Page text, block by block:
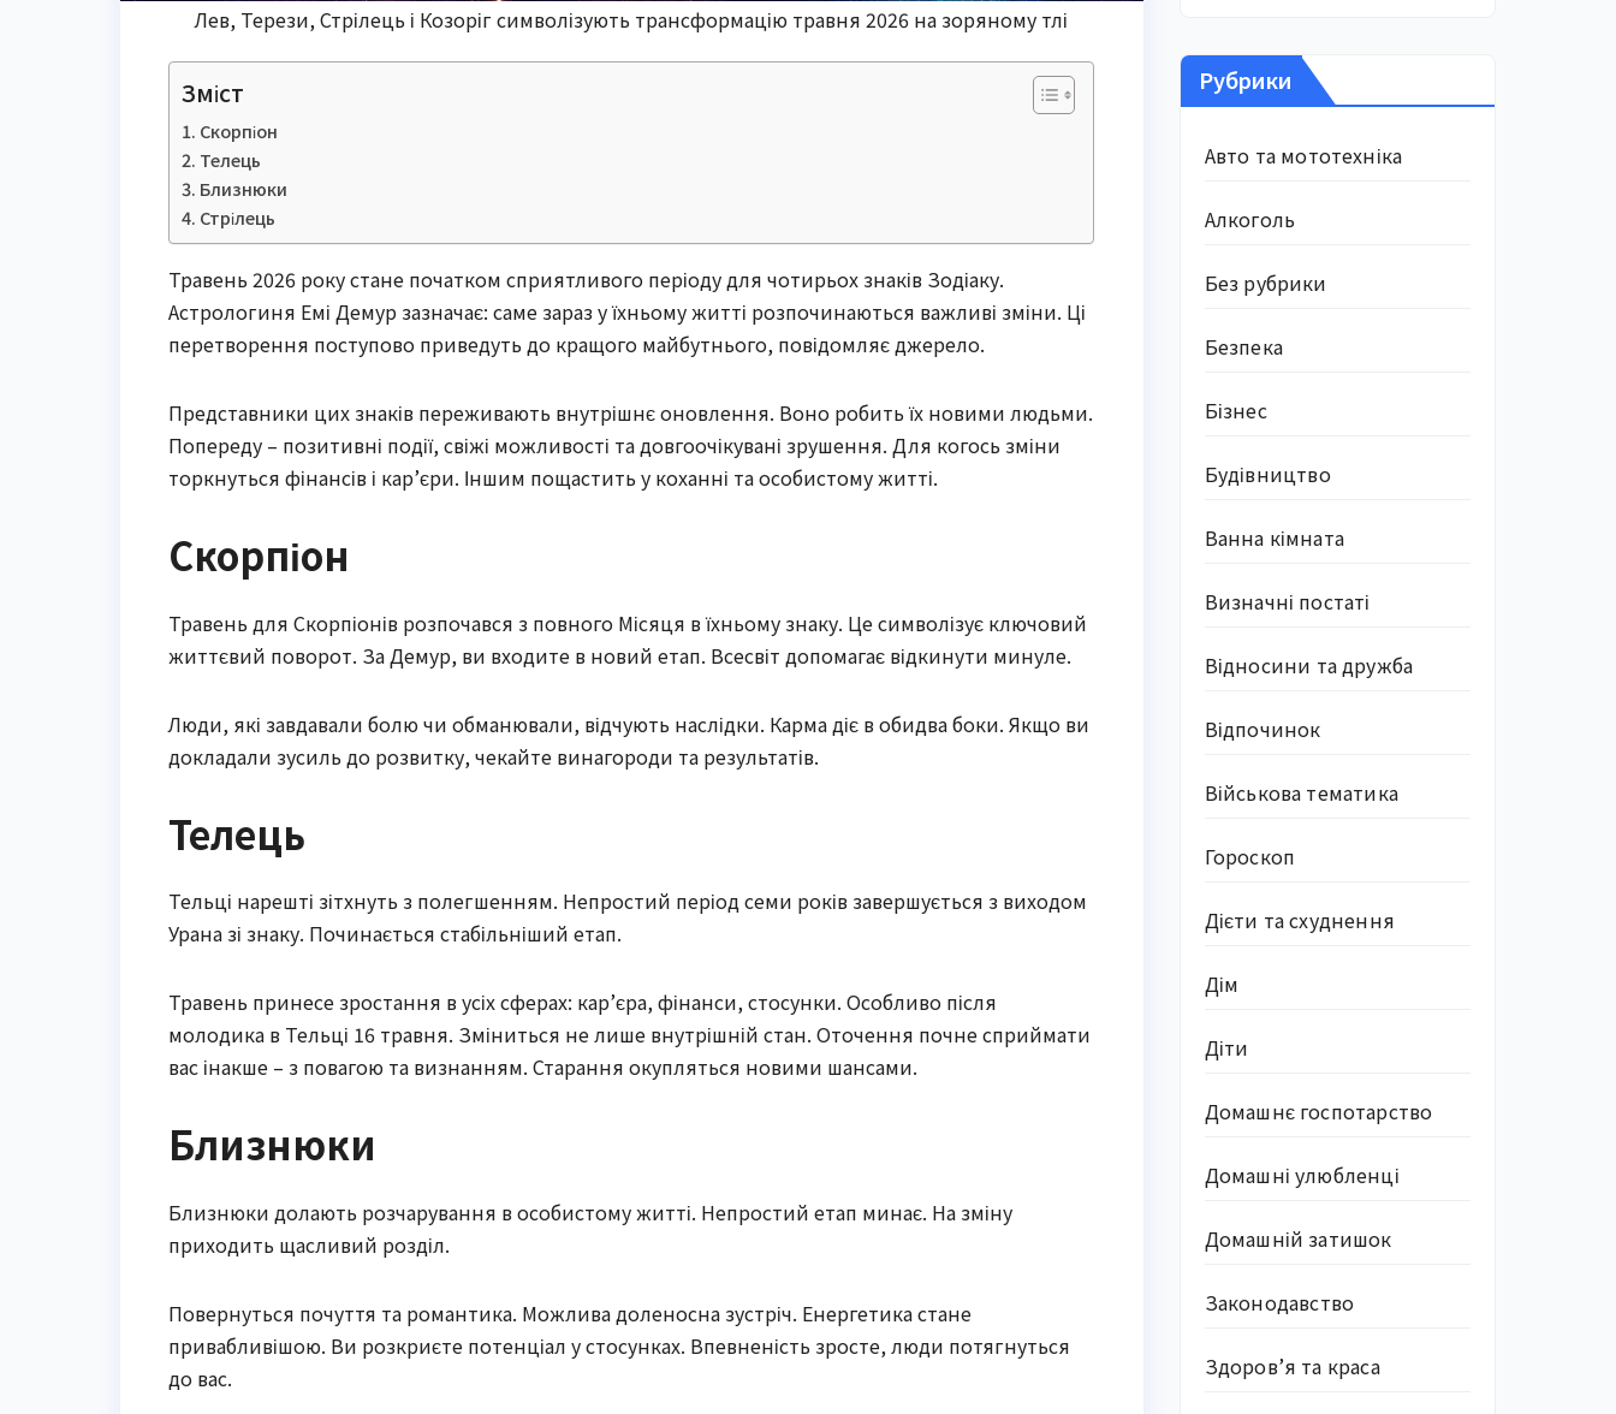
Лев, Терези, Стрілець і Козоріг символізують трансформацію травня 2026 на зоряному тлі
Зміст
Скорпіон
Телець
Близнюки
Стрілець
Травень 2026 року стане початком сприятливого періоду для чотирьох знаків Зодіаку.
Астрологиня Емі Демур зазначає: саме зараз у їхньому житті розпочинаються важливі зміни. Ці
перетворення поступово приведуть до кращого майбутнього, повідомляє джерело.
Представники цих знаків переживають внутрішнє оновлення. Воно робить їх новими людьми.
Попереду – позитивні події, свіжі можливості та довгоочікувані зрушення. Для когось зміни
торкнуться фінансів і кар’єри. Іншим пощастить у коханні та особистому житті.
Скорпіон
Травень для Скорпіонів розпочався з повного Місяця в їхньому знаку. Це символізує ключовий
життєвий поворот. За Демур, ви входите в новий етап. Всесвіт допомагає відкинути минуле.
Люди, які завдавали болю чи обманювали, відчують наслідки. Карма діє в обидва боки. Якщо ви
докладали зусиль до розвитку, чекайте винагороди та результатів.
Телець
Тельці нарешті зітхнуть з полегшенням. Непростий період семи років завершується з виходом
Урана зі знаку. Починається стабільніший етап.
Травень принесе зростання в усіх сферах: кар’єра, фінанси, стосунки. Особливо після
молодика в Тельці 16 травня. Зміниться не лише внутрішній стан. Оточення почне сприймати
вас інакше – з повагою та визнанням. Старання окупляться новими шансами.
Близнюки
Близнюки долають розчарування в особистому житті. Непростий етап минає. На зміну
приходить щасливий розділ.
Повернуться почуття та романтика. Можлива доленосна зустріч. Енергетика стане
привабливішою. Ви розкриєте потенціал у стосунках. Впевненість зросте, люди потягнуться
до вас.
Рубрики
Авто та мототехніка
Алкоголь
Без рубрики
Безпека
Бізнес
Будівництво
Ванна кімната
Визначні постаті
Відносини та дружба
Відпочинок
Військова тематика
Гороскоп
Дієти та схуднення
Дім
Діти
Домашнє госпотарство
Домашні улюбленці
Домашній затишок
Законодавство
Здоров’я та краса